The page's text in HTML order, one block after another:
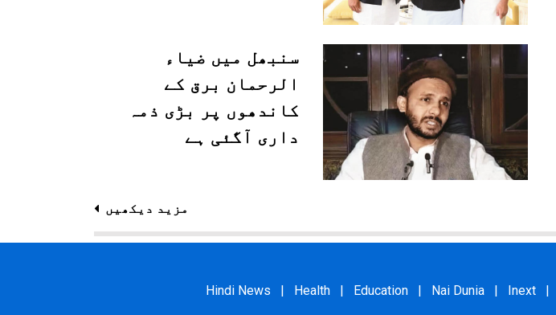
سنبھل میں ضیاء
الرحمان برق کے
کاندھوں پر بڑی ذمہ
داری آگئی ہے
مزید دیکھیں
Hindi News Health Education Nai Dunia Inext